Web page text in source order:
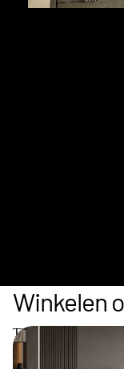
Winkelen
The Key Collection